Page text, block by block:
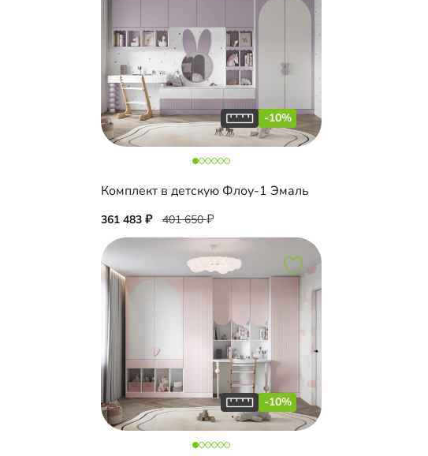
-10%
Комплект в детскую Флоу-1 Эмаль
361 483 401 650
-10%